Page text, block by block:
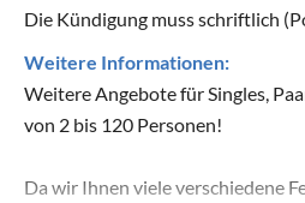
Die Kündigung muss schriftlich
Weitere Informationen:
Weitere Angebote für Singles,
von 2 bis 120 Personen!
Da wir Ihnen viele verschiedene